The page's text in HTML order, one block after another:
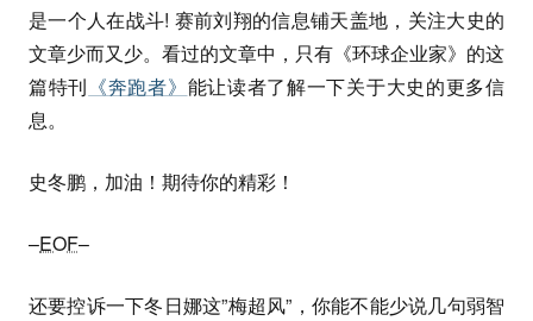
是一个人在战斗! 赛前刘翔的信息铺天盖地，关注大史的
文章少而又少。看过的文章中，只有《环球企业家》的这
篇特刊 《奔跑者》 能让读者了解一下关于大史的更多信
息。
史冬鹏，加油！期待你的精彩！
–EOF–
还要控诉一下冬日娜这”梅超风”，你能不能少说几句弱智